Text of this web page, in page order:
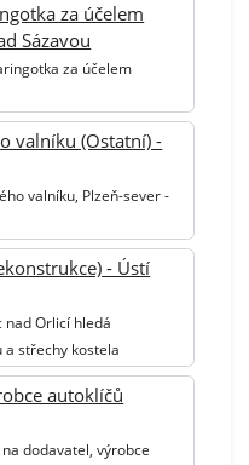
za účelem
Sázavou
za účelem
valníku (Ostatní) -
valníku, Plzeň-sever -
- Ústí
nad Orlicí hledá
a střechy kostela
autoklíčů
dodavatel, výrobce